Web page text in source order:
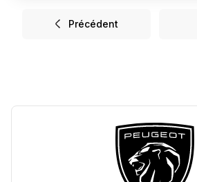
Précédent